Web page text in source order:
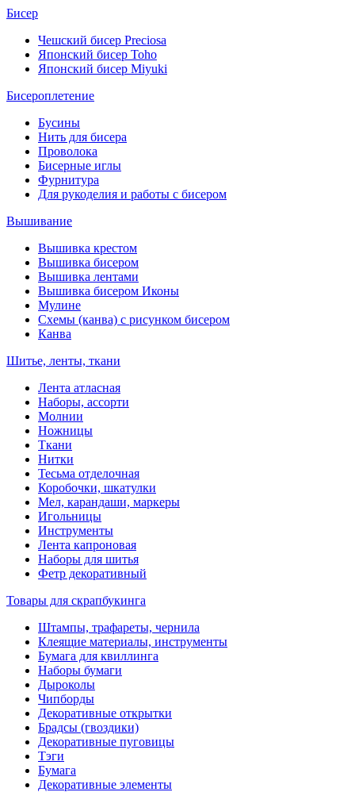
Бисер
Чешский бисер Preciosa
Японский бисер Toho
Японский бисер Miyuki
Бисероплетение
Бусины
Нить для бисера
Проволока
Бисерные иглы
Фурнитура
Для рукоделия и работы с бисером
Вышивание
Вышивка крестом
Вышивка бисером
Вышивка лентами
Вышивка бисером Иконы
Мулине
Схемы (канва) с рисунком бисером
Канва
Шитье, ленты, ткани
Лента атласная
Наборы, ассорти
Молнии
Ножницы
Ткани
Нитки
Тесьма отделочная
Коробочки, шкатулки
Мел, карандаши, маркеры
Игольницы
Инструменты
Лента капроновая
Наборы для шитья
Фетр декоративный
Товары для скрапбукинга
Штампы, трафареты, чернила
Клеящие материалы, инструменты
Бумага для квиллинга
Наборы бумаги
Дыроколы
Чипборды
Декоративные открытки
Брадсы (гвоздики)
Декоративные пуговицы
Тэги
Бумага
Декоративные элементы